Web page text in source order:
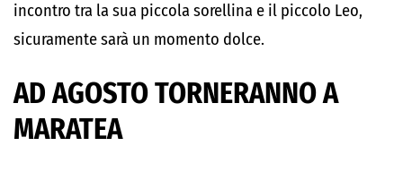
incontro tra la sua piccola sorellina e il piccolo Leo,
sicuramente sarà un momento dolce.
AD AGOSTO TORNERANNO A
MARATEA